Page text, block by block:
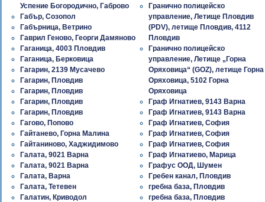
Успение Богородично, Габрово
Габър, Созопол
Габърница, Ветрино
Гаврил Геново, Георги Дамяново
Гаганица, 4003 Пловдив
Гаганица, Берковица
Гагарин, 2139 Мусачево
Гагарин, Пловдив
Гагарин, Пловдив
Гагарин, Пловдив
Гагарин, Пловдив
Гагово, Попово
Гайтанево, Горна Малина
Гайтаниново, Хаджидимово
Галата, 9021 Варна
Галата, 9021 Варна
Галата, Варна
Галата, Тетевен
Галатин, Криводол
Гранично полицейско
управление, Летище Пловдив
(PDV), летище Пловдив, 4112
Пловдив
Гранично полицейско
управление, Летище „Горна
Оряховица“ (GOZ), летище Горна
Оряховица, 5102 Горна
Оряховица
Граф Игнатиев, 9143 Варна
Граф Игнатиев, 9143 Варна
Граф Игнатиев, София
Граф Игнатиев, София
Граф Игнатиев, София
Граф Игнатиево, Марица
Графус ООД, Шумен
Гребен канал, Пловдив
гребна база, Пловдив
гребна база, Пловдив